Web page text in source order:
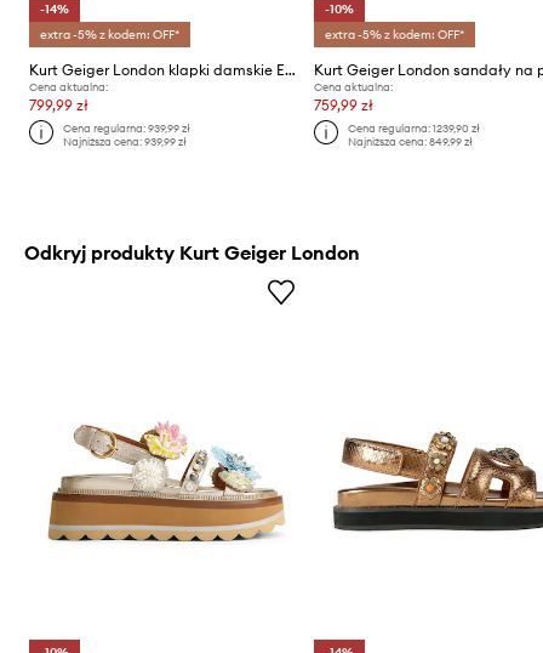
-14%
extra -5% z kodem: OFF*
Kurt Geiger London klapki damskie Eagle Cut Out Flat Sling
Cena aktualna:
799,99 zł
Cena regularna:939,99 zł
Najniższa cena:939,99 zł
-10%
extra -5% z kodem: OFF*
Cena aktualna:
759,99 zł
Cena regularna: 1239,90 zł
Najniższa cena: 849,99 zł
Odkryj produkty Kurt Geiger London